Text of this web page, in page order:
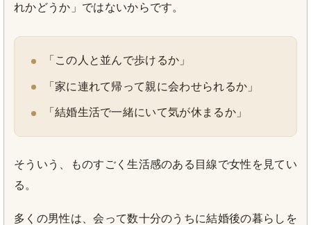
れかどうか」ではないからです。
「この人と並んで歩けるか」
「家に連れて帰って親に会わせられるか」
「結婚生活で一緒にいて気が休まるか」
そういう、ものすごく生活感のある目線で女性を見てい
る。
多くの男性は、会って数十分のうちに結婚後の暮らしを